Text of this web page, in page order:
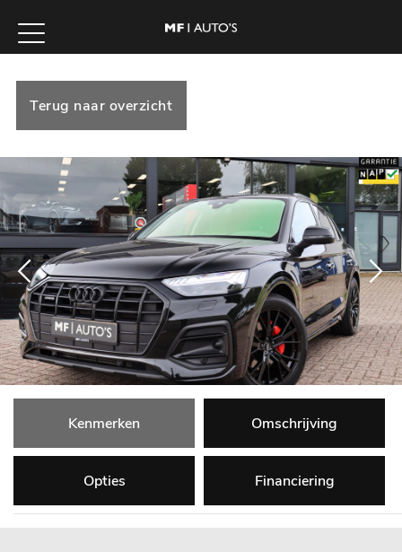
Terug naar overzicht
Kenmerken Omschrijving
Opties Financiering